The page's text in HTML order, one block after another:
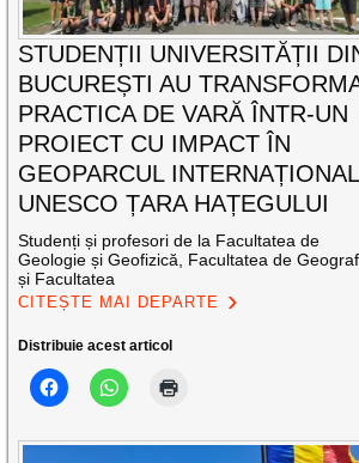
STUDENȚII UNIVERSITĂȚII
BUCUREȘTI AU
PRACTICA DE VARĂ ÎNTR-UN
PROIECT CU IMPACT ÎN
GEOPARCUL INTERNAȚIONAL
UNESCO ȚARA HAȚEGULUI
Studenți și profesori de la Facultatea de
Geologie și Geofizică, Facultatea de
și Facultatea
CITEȘTE MAI DEPARTE
Distribuie acest articol